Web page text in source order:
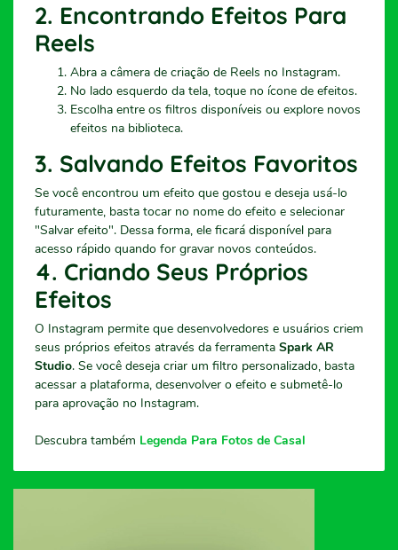
2. Encontrando Efeitos Para
Reels
Abra a câmera de criação de Reels no Instagram.
No lado esquerdo da tela, toque no ícone de efeitos.
Escolha entre os filtros disponíveis ou explore novos
efeitos na biblioteca.
3. Salvando Efeitos Favoritos
Se você encontrou um efeito que gostou e deseja usá-lo
futuramente, basta tocar no nome do efeito e selecionar
"Salvar efeito". Dessa forma, ele ficará disponível para
acesso rápido quando for gravar novos conteúdos.
4. Criando Seus Próprios
Efeitos
O Instagram permite que desenvolvedores e usuários criem
seus próprios efeitos através da ferramenta Spark AR
Studio. Se você deseja criar um filtro personalizado, basta
acessar a plataforma, desenvolver o efeito e submetê-lo
para aprovação no Instagram.
Descubra também Legenda Para Fotos de Casal